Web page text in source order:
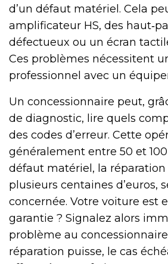
d’un défaut matériel. Cela
amplificateur HS, des
défectueux ou un écran
Ces problèmes nécessitent
professionnel avec un
Un concessionnaire peut,
de diagnostic, lire quels
des codes d’erreur. Cette
généralement entre 50 et
défaut matériel, la
plusieurs centaines d’euros,
concernée. Votre voiture est
garantie ? Signalez alors
problème au
réparation puisse, le cas